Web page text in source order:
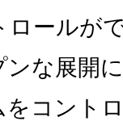
ールが
な展開
コント